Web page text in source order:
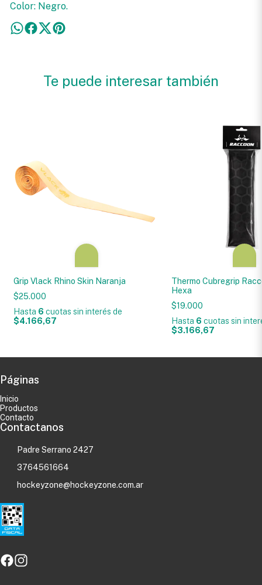
Color: Negro.
Te puede interesar también
Grip Vlack Rhino Skin Naranja
$25.000
Hasta 6 cuotas sin interés de
$4.166,67
Thermo Cubregrip
Hexa
$19.000
Hasta 6 cuotas sin
$3.166,67
Páginas
Inicio
Productos
Contacto
Contactanos
Padre Serrano 2427
3764561664
hockeyzone@hockeyzone.com.ar